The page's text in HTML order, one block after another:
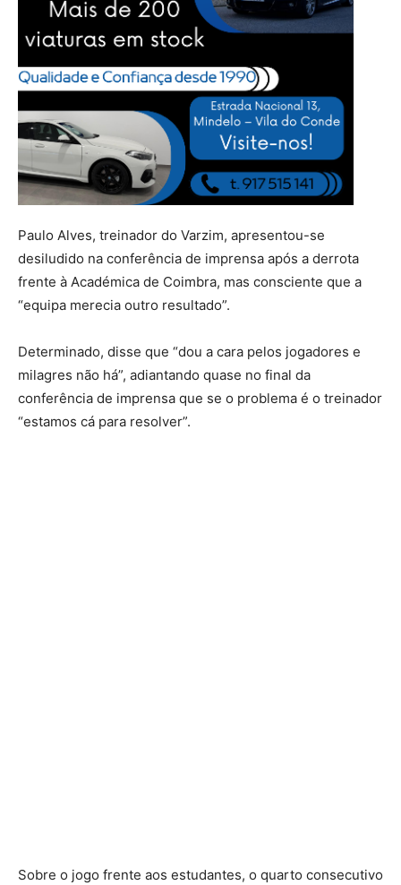
Paulo Alves, treinador do Varzim, apresentou-se
desiludido na conferência de imprensa após a derrota
frente à Académica de Coimbra, mas consciente que a
“equipa merecia outro resultado”.
Determinado, disse que “dou a cara pelos jogadores e
milagres não há”, adiantando quase no final da
conferência de imprensa que se o problema é o treinador
“estamos cá para resolver”.
Sobre o jogo frente aos estudantes, o quarto consecutivo